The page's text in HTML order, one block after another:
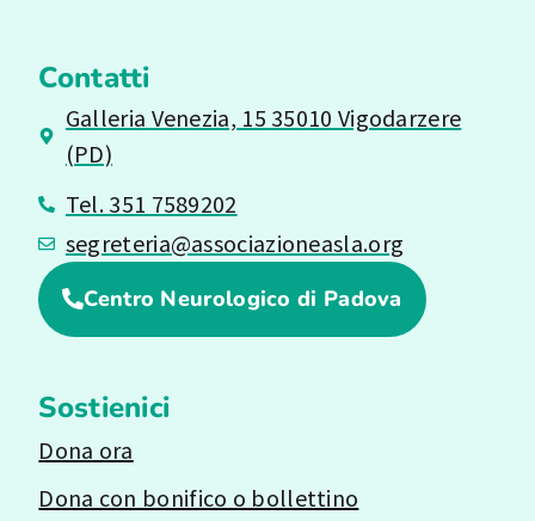
Sostienici
Dona ora
Dona con bonifico o bollettino
Contatti
Galleria Venezia, 15 35010 Vigodarzere
(PD)
Tel. 351 7589202
segreteria@associazioneasla.org
Centro Neurologico di Padova